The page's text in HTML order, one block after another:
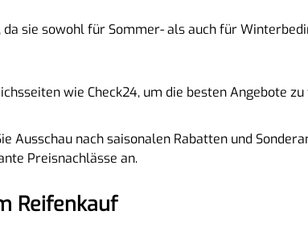
sie sowohl für Sommer- als auch für
wie Check24, um die besten Angebote
Ausschau nach saisonalen Rabatten und
Preisnachlässe an.
Reifenkauf